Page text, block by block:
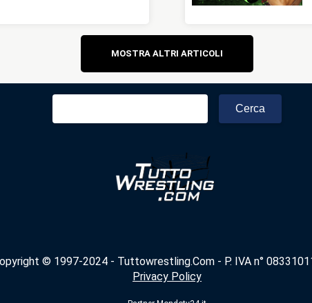
Navigazione
articoli
MOSTRA ALTRI ARTICOLI
Ricerca
© 1997-2024 - Tuttowrestling.Com - P. IVA n°
Privacy Policy